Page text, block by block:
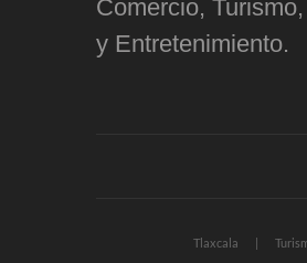
Comercio,
y Entretenimiento.
Tlaxcala